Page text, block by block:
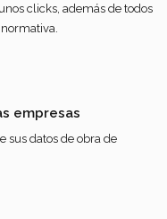
clicks, además de todos
empresas
sus datos de obra de